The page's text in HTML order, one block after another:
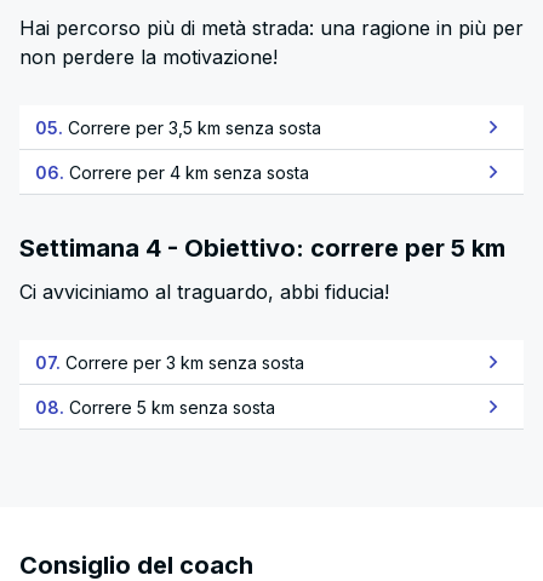
Hai percorso più di metà strada: una ragione in più per
non perdere la motivazione!
05. Correre per 3,5 km senza sosta
06. Correre per 4 km senza sosta
Settimana 4 - Obiettivo: correre per 5 km
Ci avviciniamo al traguardo, abbi fiducia!
07. Correre per 3 km senza sosta
08. Correre 5 km senza sosta
Consiglio del coach